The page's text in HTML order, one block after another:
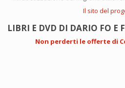
Il sito del
LIBRI E DVD DI DARIO FO E
Non perderti le offerte di